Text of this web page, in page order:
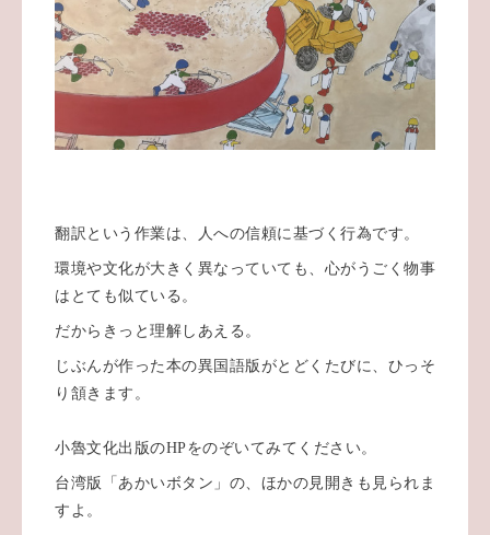
翻訳という作業は、人への信頼に基づく行為です。
環境や文化が大きく異なっていても、心がうごく物事
はとても似ている。
だからきっと理解しあえる。
じぶんが作った本の異国語版がとどくたびに、ひっそ
り頷きます。
小魯文化出版のHPをのぞいてみてください。
台湾版「あかいボタン」の、ほかの見開きも見られま
すよ。